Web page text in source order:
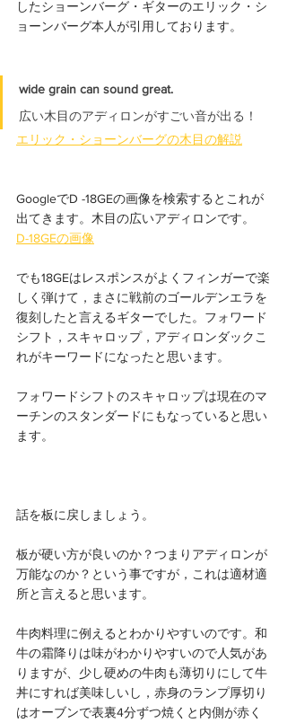
したショーンバーグ・ギターのエリック・シ
ョーンバーグ本人が引用しております。
wide grain can sound great.
広い木目のアディロンがすごい音が出る！
エリック・ショーンバーグの木目の解説
GoogleでD -18GEの画像を検索するとこれが
出てきます。木目の広いアディロンです。
D-18GEの画像
でも18GEはレスポンスがよくフィンガーで楽
しく弾けて，まさに戦前のゴールデンエラを
復刻したと言えるギターでした。フォワード
シフト，スキャロップ，アディロンダックこ
れがキーワードになったと思います。
フォワードシフトのスキャロップは現在のマ
ーチンのスタンダードにもなっていると思い
ます。
話を板に戻しましょう。
板が硬い方が良いのか？つまりアディロンが
万能なのか？という事ですが，これは適材適
所と言えると思います。
牛肉料理に例えるとわかりやすいのです。和
牛の霜降りは味がわかりやすいので人気があ
りますが、少し硬めの牛肉も薄切りにして牛
丼にすれば美味しいし，赤身のランプ厚切り
はオーブンで表裏4分ずつ焼くと内側が赤く